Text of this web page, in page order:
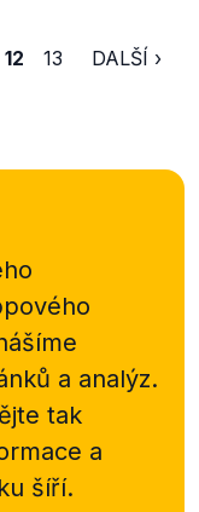
12 13 DALŠÍ ›
a analýz.
tak
a
šíří.